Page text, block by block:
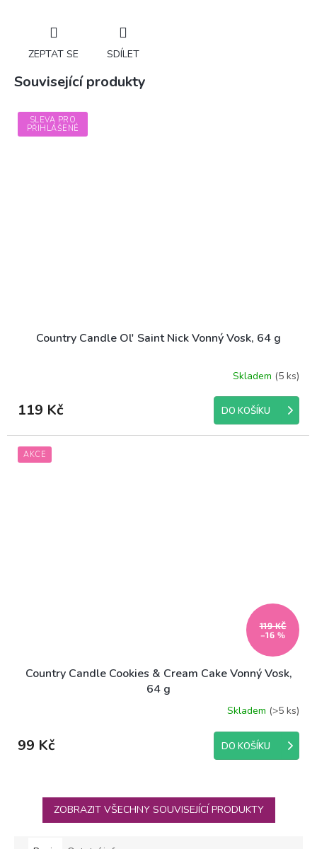
ZEPTAT SE SDÍLET
Související produkty
SLEVA PRO
PŘIHLÁŠENÉ
Country Candle Ol' Saint Nick Vonný Vosk, 64 g
Skladem (5 ks)
119 Kč DO KOŠÍKU
AKCE
119 KČ
–16 %
Country Candle Cookies & Cream Cake Vonný Vosk,
64 g
Skladem (>5 ks)
99 Kč DO KOŠÍKU
ZOBRAZIT VŠECHNY SOUVISEJÍCÍ PRODUKTY